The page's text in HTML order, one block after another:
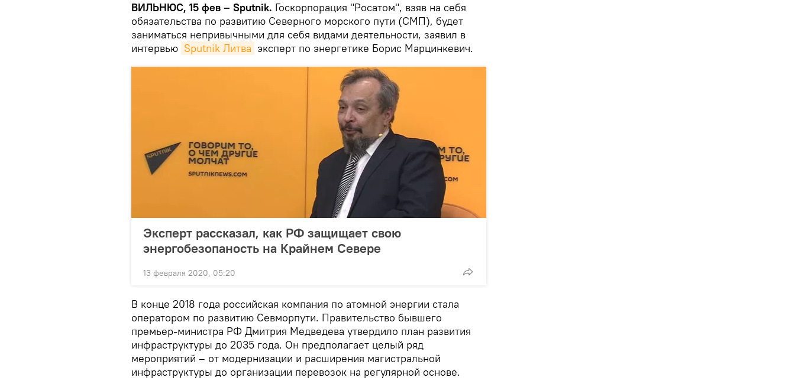
ВИЛЬНЮС, 15 фев – Sputnik. Госкорпорация "Росатом", взяв на себя
обязательства по развитию Северного морского пути (СМП), будет
заниматься непривычными для себя видами деятельности, заявил в
интервью Sputnik Литва эксперт по энергетике Борис Марцинкевич.
Эксперт рассказал, как РФ защищает свою
энергобезопаность на Крайнем Севере
13 февраля 2020, 05:20
В конце 2018 года российская компания по атомной энергии стала
оператором по развитию Севморпути. Правительство бывшего
премьер-министра РФ Дмитрия Медведева утвердило план развития
инфраструктуры до 2035 года. Он предполагает целый ряд
мероприятий – от модернизации и расширения магистральной
инфраструктуры до организации перевозок на регулярной основе.